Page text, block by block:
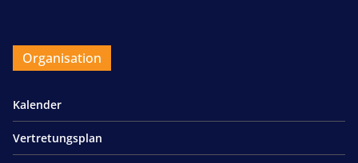
Organisation
Kalender
Vertretungsplan